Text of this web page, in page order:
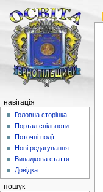
навігація
Головна сторінка
Портал спільноти
Поточні події
Нові редагування
Випадкова стаття
Довідка
пошук